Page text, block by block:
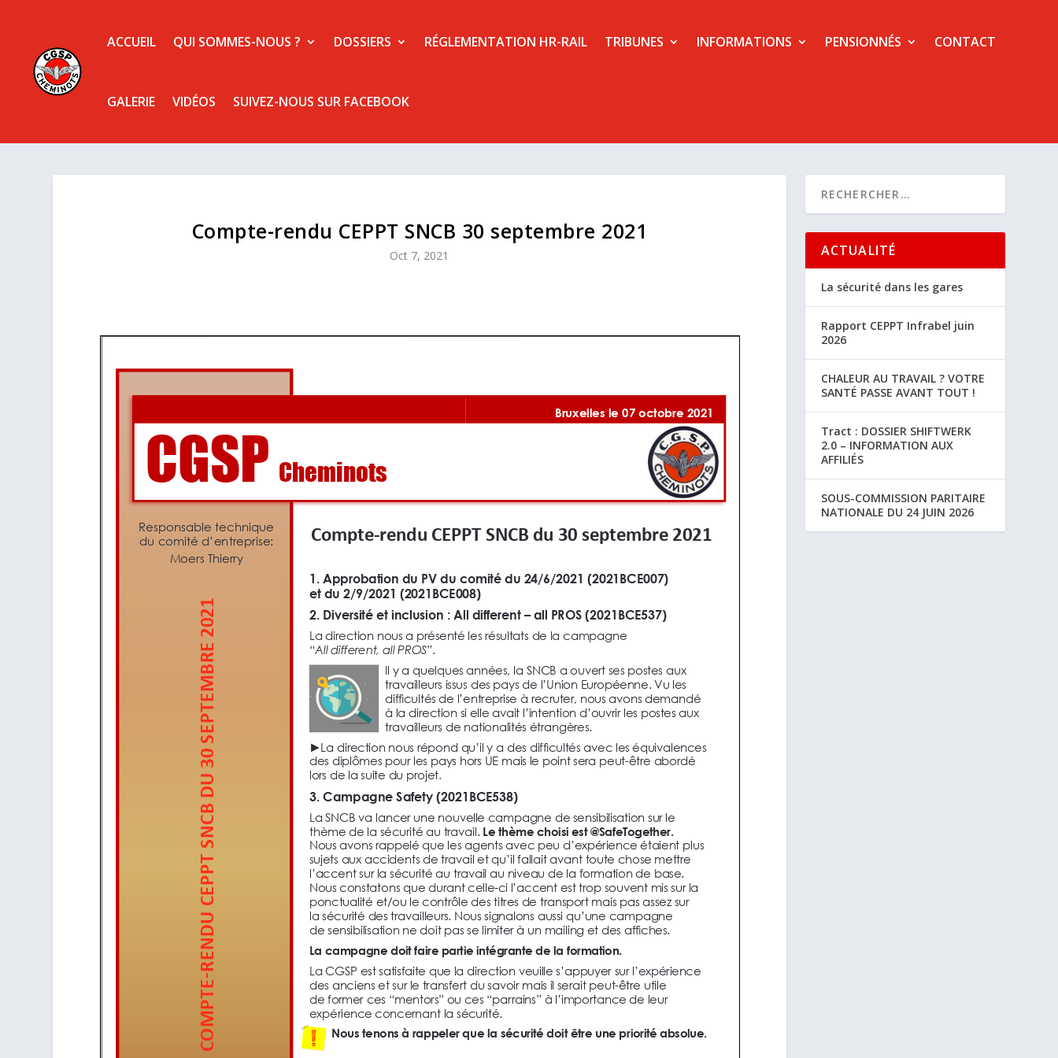
ACCUEIL QUI SOMMES-NOUS ? DOSSIERS RÉGLEMENTATION HR-RAIL TRIBUNES INFORMATIONS PENSIONNÉS CONTACT
GALERIE VIDÉOS SUIVEZ-NOUS SUR FACEBOOK
Compte-rendu CEPPT SNCB 30 septembre 2021
Oct 7, 2021 ACTUALITÉ
La sécurité dans les gares
Rapport CEPPT Infrabel juin
2026
CHALEUR AU TRAVAIL ? VOTRE
SANTÉ PASSE AVANT TOUT !
Tract : DOSSIER SHIFTWERK
2.0 – INFORMATION AUX
AFFILIÉS
SOUS-COMMISSION PARITAIRE
NATIONALE DU 24 JUIN 2026